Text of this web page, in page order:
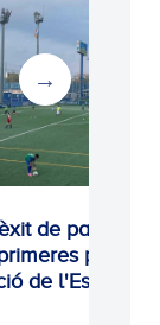
participació
proves de
l'Escola